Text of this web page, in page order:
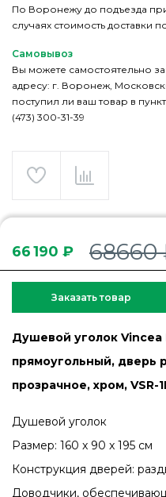
По Воронежу до подъезда
случаях стоимость доставки
Самовывоз
Вы можете самостоятельно
адресу: г. Воронеж,
поступил ли ваш товар в
(473) 300-31-39
66 190 ₽ 68660
Заказать товар
Душевой уголок Vincea
прямоугольный, дверь
прозрачное, хром, VSR-
Душевой уголок
Размер: 160 x 90 x 195 см
Конструкция дверей:
Доводчики,